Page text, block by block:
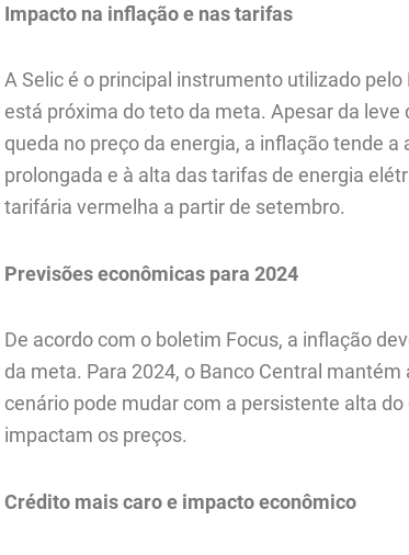
Impacto na inflação e nas tarifas
A Selic é o principal instrumento utilizado
está próxima do teto da meta. Apesar da
queda no preço da energia, a inflação tende
prolongada e à alta das tarifas de energia
tarifária vermelha a partir de setembro.
Previsões econômicas para 2024
De acordo com o boletim Focus, a inflação
da meta. Para 2024, o Banco Central
cenário pode mudar com a persistente alta
impactam os preços.
Crédito mais caro e impacto econômico